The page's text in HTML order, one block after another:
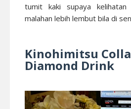
tumit kaki supaya
malahan lebih lembut bila di
Kinohimitsu
Diamond Drink